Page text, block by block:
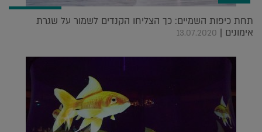
תחת כיפות השמיים: כך הצליחו הקנדים לשמור על שגרת
אימונים | 13.07.2020